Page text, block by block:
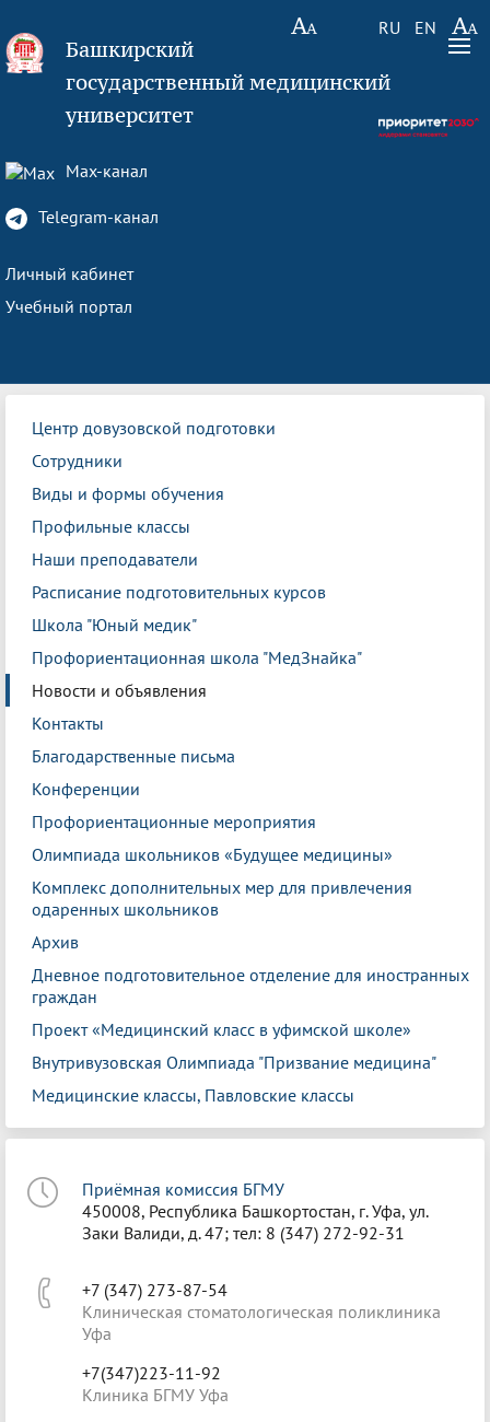
RU EN
Башкирский
государственный медицинский
университет
Max-канал
Telegram-канал
Личный кабинет
Учебный портал
Центр довузовской подготовки
Сотрудники
Виды и формы обучения
Профильные классы
Наши преподаватели
Расписание подготовительных курсов
Школа "Юный медик"
Профориентационная школа "МедЗнайка"
Новости и объявления
Контакты
Благодарственные письма
Конференции
Профориентационные мероприятия
Олимпиада школьников «Будущее медицины»
Комплекс дополнительных мер для привлечения
одаренных школьников
Архив
Дневное подготовительное отделение для иностранных
граждан
Проект «Медицинский класс в уфимской школе»
Внутривузовская Олимпиада "Призвание медицина"
Медицинские классы, Павловские классы
Приёмная комиссия БГМУ
450008, Республика Башкортостан, г. Уфа, ул.
Заки Валиди, д. 47; тел: 8 (347) 272-92-31
+7 (347) 273-87-54
Клиническая стоматологическая поликлиника
Уфа
+7(347)223-11-92
Клиника БГМУ Уфа